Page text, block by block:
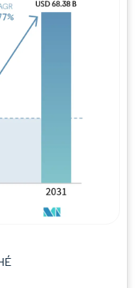
© Mordor Intelligence. La